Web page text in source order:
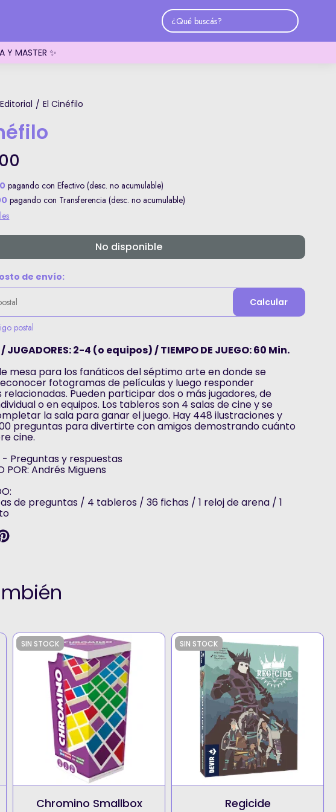
Y MASTER ✨
/ El Cinéfilo
pagando con Efectivo (desc. no acumulable)
pagando con Transferencia (desc. no acumulable)
No disponible
de envío:
Calcular
postal
/ JUGADORES: 2-4 (o equipos) / TIEMPO DE JUEGO: 60 Min.
mesa para los fanáticos del séptimo arte en donde se
fotogramas de películas y luego responder
Pueden participar dos o más jugadores, de
o en equipos. Los tableros son 4 salas de cine y se
la sala para ganar el juego. Hay 448 ilustraciones y
preguntas para divertirte con amigos demostrando cuánto
cine.
- Preguntas y respuestas
POR: Andrés Miguens
de preguntas / 4 tableros / 36 fichas / 1 reloj de arena / 1
SIN STOCK
Chromino Smallbox
SIN STOCK
Regicide